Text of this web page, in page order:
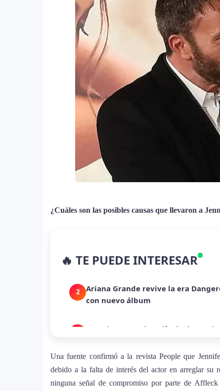
¿Cuáles son las posibles causas que llevaron a
🔥 TE PUEDE INTERESAR
despecho en un himno para Puerto
2
Ariana Grande revive la era
con nuevo álbum
Dua Lipa anuncia película de su
4
Michael Jackson y la canción
en redes
Una fuente confirmó a la revista People que
debido a la falta de interés del actor en arreglar su
ninguna señal de compromiso por parte de